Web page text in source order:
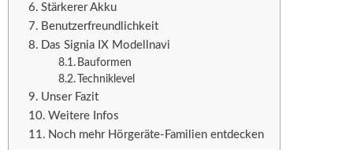
Stärkerer Akku
Benutzerfreundlichkeit
Das Signia IX Modellnavi
Bauformen
Techniklevel
Unser Fazit
Weitere Infos
Noch mehr Hörgeräte-Familien entdecken